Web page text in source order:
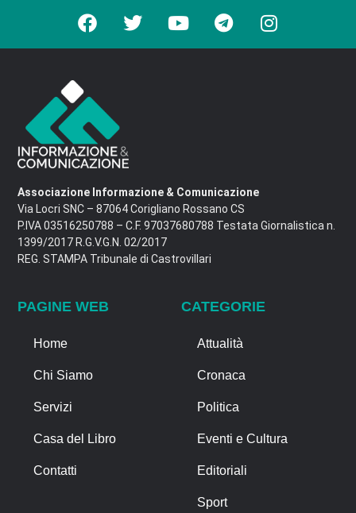
Associazione Informazione & Comunicazione
Via Locri SNC – 87064 Corigliano Rossano CS
P.IVA 03516250788 – C.F. 97037680788 Testata Giornalistica n.
1399/2017 R.G.V.G.N. 02/2017
REG. STAMPA Tribunale di Castrovillari
PAGINE WEB
Home
Chi Siamo
Servizi
Casa del Libro
Contatti
CATEGORIE
Attualità
Cronaca
Politica
Eventi e Cultura
Editoriali
Sport